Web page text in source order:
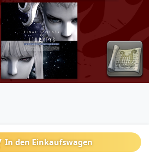
In den Einkaufswagen